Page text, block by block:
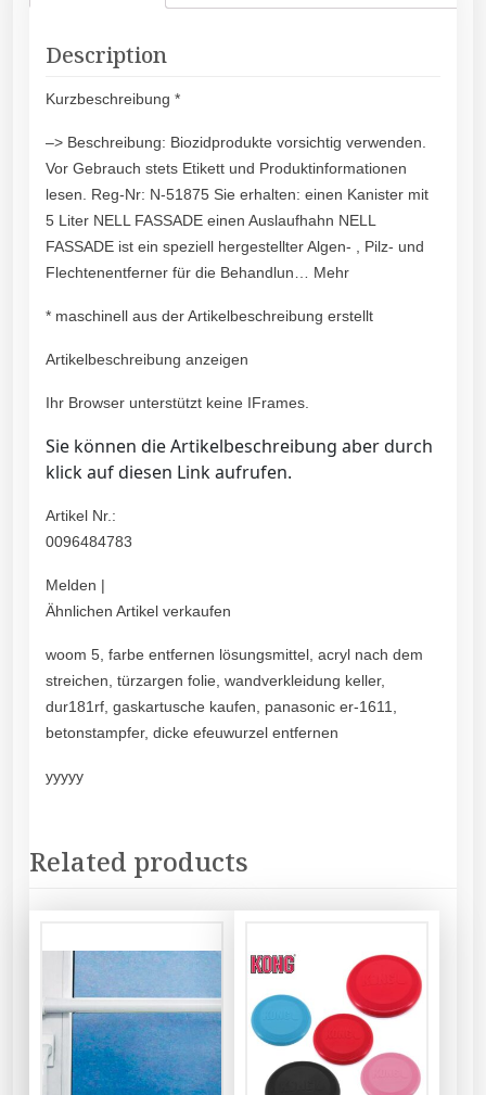
Description
Kurzbeschreibung *
–> Beschreibung: Biozidprodukte vorsichtig verwenden.
Vor Gebrauch stets Etikett und Produktinformationen
lesen. Reg-Nr: N-51875 Sie erhalten: einen Kanister mit
5 Liter NELL FASSADE einen Auslaufhahn NELL
FASSADE ist ein speziell hergestellter Algen- , Pilz- und
Flechtenentferner für die Behandlun… Mehr
* maschinell aus der Artikelbeschreibung erstellt
Artikelbeschreibung anzeigen
Ihr Browser unterstützt keine IFrames.
Sie können die Artikelbeschreibung aber durch
klick auf diesen Link aufrufen.
Artikel Nr.:
0096484783
Melden |
Ähnlichen Artikel verkaufen
woom 5, farbe entfernen lösungsmittel, acryl nach dem
streichen, türzargen folie, wandverkleidung keller,
dur181rf, gaskartusche kaufen, panasonic er-1611,
betonstampfer, dicke efeuwurzel entfernen
yyyyy
Related products